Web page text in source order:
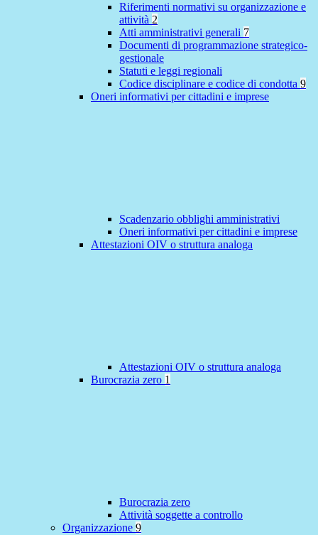
Riferimenti normativi su organizzazione e
attività 2
Atti amministrativi generali 7
Documenti di programmazione strategico-
gestionale
Statuti e leggi regionali
Codice disciplinare e codice di condotta 9
Oneri informativi per cittadini e imprese
Scadenzario obblighi amministrativi
Oneri informativi per cittadini e imprese
Attestazioni OIV o struttura analoga
Attestazioni OIV o struttura analoga
Burocrazia zero 1
Burocrazia zero
Attività soggette a controllo
Organizzazione 9